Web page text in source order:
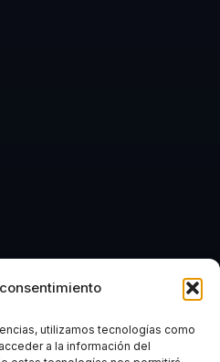
utilizamos tecnologías como
a la información del